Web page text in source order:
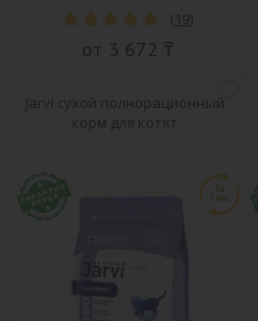
( 19)
от 3 672 ₸
Jarvi сухой полнорационный
корм для котят